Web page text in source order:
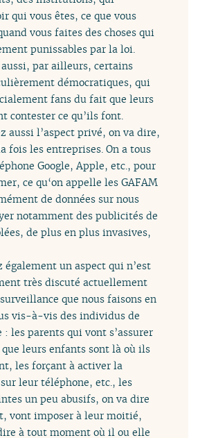
qui vous êtes, ce que vous
vous faites des choses qui
punissables par la loi.
par ailleurs, certains
démocratiques, qui
fans du fait que leurs
contester ce qu’ils font.
aussi l’aspect privé, on va dire,
fois les entreprises. On a tous
Google, Apple, etc., pour
ce qu‘on appelle les GAFAM
de données sur nous
notamment des publicités de
de plus en plus invasives,
également un aspect qui n’est
très discuté actuellement
que nous faisons en
vis-à-vis des individus de
: les parents qui vont s’assurer
leurs enfants sont là où ils
les forçant à activer la
leur téléphone, etc., les
un peu abusifs, on va dire
vont imposer à leur moitié,
à tout moment où il ou elle